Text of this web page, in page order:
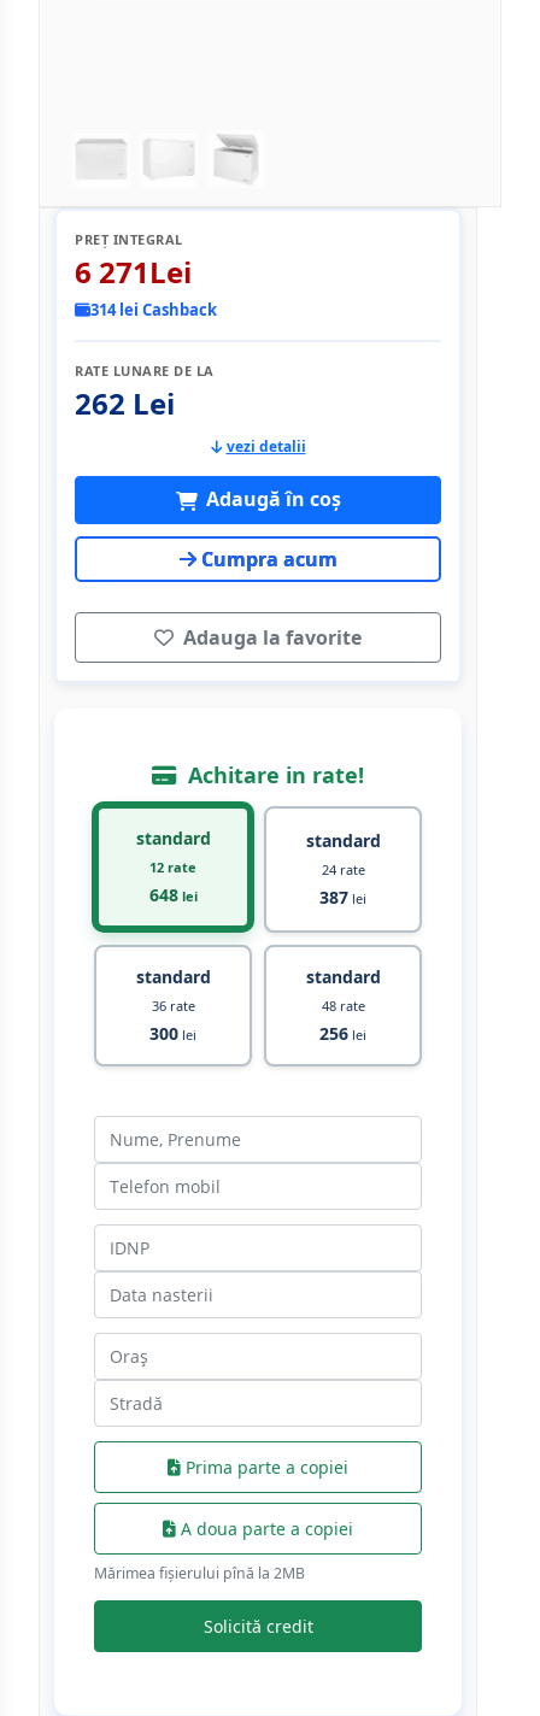
PREȚ INTEGRAL
6 271Lei
314 lei Cashback
RATE LUNARE DE LA
262 Lei
vezi detalii
Adaugă în coș
Cumpra acum
Adauga la favorite
Achitare in rate!
standard
12 rate
648lei
standard
24 rate
387 lei
standard
36 rate
300 lei
standard
48 rate
256 lei
Prima parte a copiei
A doua parte a copiei
Mărimea fișierului pînă la 2МB
Solicită credit